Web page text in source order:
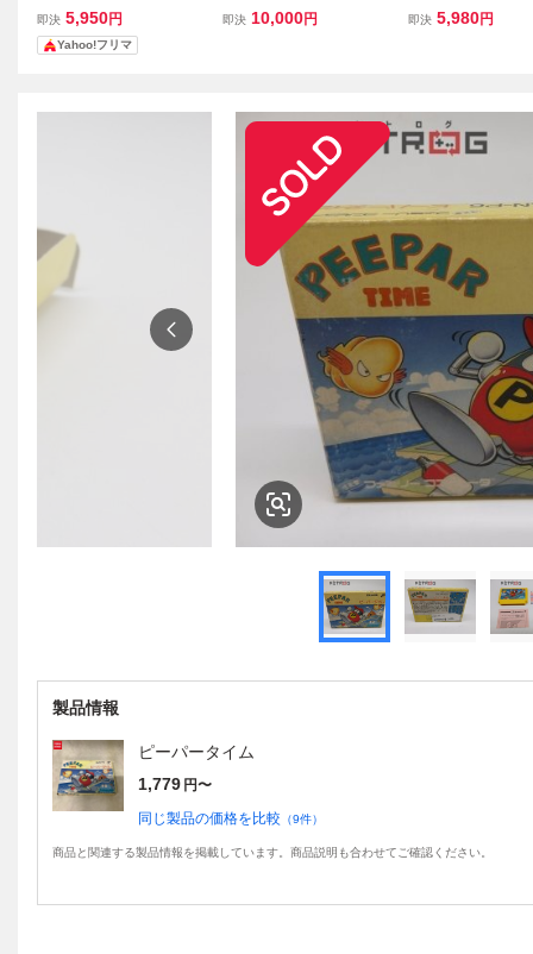
認済】FC ファミコン『ピ
ーパータイム（PEEPAR
TIME）』 コレクター・
即決 5,950円
Yahoo!フリマ
ム 外箱 取説あり 箱破れ
即決 10,000円
認済】FC ファミ
即決 5,980円
製品情報
ピーパータイム
1,779 円〜
同じ製品の価格を比較 （9件）
商品と関連する製品情報を掲載しています。商品説明も合わせてご確認ください。